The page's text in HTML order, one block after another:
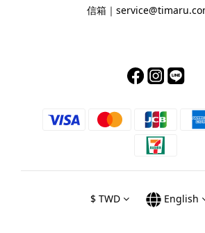
信箱｜
$ TWD English